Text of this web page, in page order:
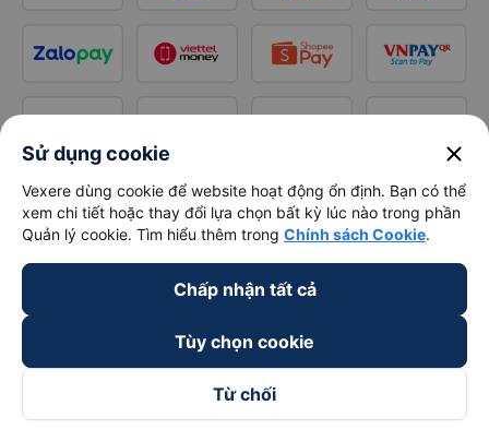
Sử dụng cookie close
Vexere dùng cookie để website hoạt động ổn định. Bạn có thể
xem chi tiết hoặc thay đổi lựa chọn bất kỳ lúc nào trong phần
Quản lý cookie. Tìm hiểu thêm trong Chính sách Cookie.
Chấp nhận tất cả
Tùy chọn cookie
Từ chối